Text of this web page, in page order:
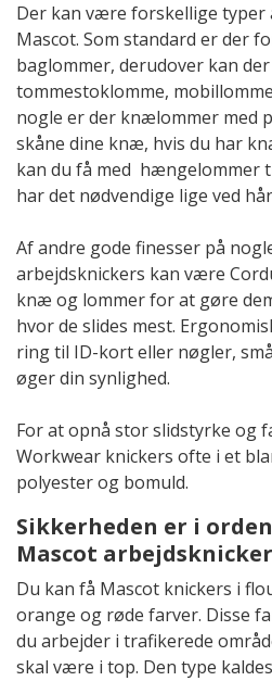
Der kan være forskellige typer
Mascot. Som standard er der
baglommer, derudover kan
tommestoklomme,
nogle er der knælommer med
skåne dine knæ, hvis du har
kan du få med hængelommer
har det nødvendige lige ved
Af andre gode finesser på
arbejdsknickers kan være
knæ og lommer for at gøre
hvor de slides mest.
ring til ID-kort eller nøgler,
øger din synlighed.
For at opnå stor slidstyrke og
Workwear knickers ofte i et
polyester og bomuld.
Sikkerheden er i
Mascot
Du kan få Mascot knickers i
orange og røde farver. Disse
du arbejder i trafikerede
skal være i top. Den type